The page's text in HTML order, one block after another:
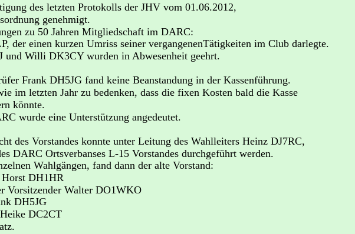
des letzten Protokolls der JHV vom 01.06.2012,
genehmigt.
zu 50 Jahren Mitgliedschaft im DARC:
der einen kurzen Umriss seiner vergangenenTätigkeiten im Club darlegte.
und Willi DK3CY wurden in Abwesenheit geehrt.
Frank DH5JG fand keine Beanstandung in der Kassenführung.
im letzten Jahr zu bedenken, dass die fixen Kosten bald die Kasse
könnte.
wurde eine Unterstützung angedeutet.
des Vorstandes konnte unter Leitung des Wahlleiters Heinz DJ7RC,
DARC Ortsverbanses L-15 Vorstandes durchgeführt werden.
Wahlgängen, fand dann der alte Vorstand:
DH1HR
Vorsitzender Walter DO1WKO
DH5JG
DC2CT